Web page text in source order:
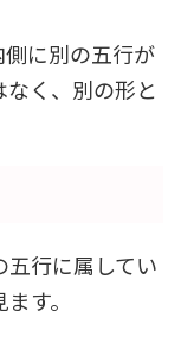
に別の五行が
く、別の形と
行に属してい
す。